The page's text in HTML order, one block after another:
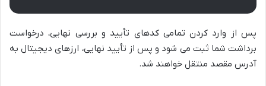
پس از وارد کردن تمامی کدهای تأیید و بررسی نهایی، درخواست
برداشت شما ثبت می شود و پس از تأیید نهایی، ارزهای دیجیتال به
آدرس مقصد منتقل خواهند شد.